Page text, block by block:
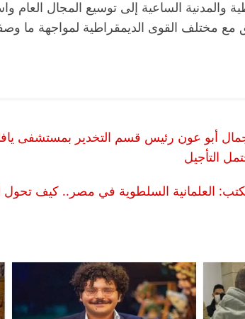
والمدنية الساعية إلى توسيع المجال العام
مع مختلف القوى الديمقراطية لمواجهة ما
جمال أبو عون رئيس قسم التخدير بمستشفى
التأجيل
العلمانية السلطوية في مصر.. كيف تحول
حسين
21 فبراير، 2026
رحيله.. د. نور فرحات فقيه
عن قضايا الوطن وانحاز